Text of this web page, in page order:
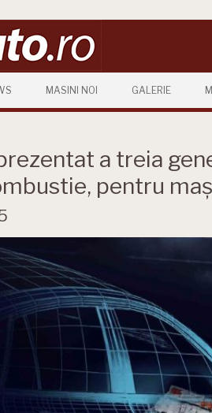
MASINI NOI GALERIE
a treia
pentru